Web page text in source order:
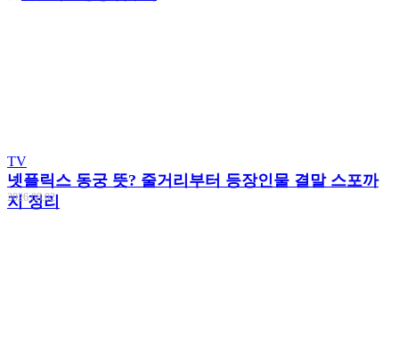
TV
넷플릭스 동궁 뜻? 줄거리부터 등장인물 결말 스포까
지 정리
2026.08.02